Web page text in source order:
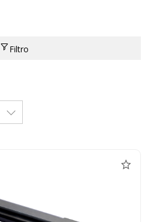
Filtro